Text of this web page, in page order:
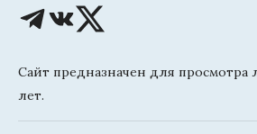
Сайт предназначен для просмотра
лет.